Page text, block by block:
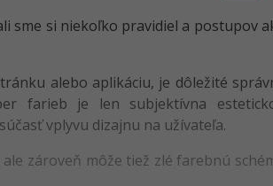
sme si niekoľko pravidiel a postupov
alebo aplikáciu, je dôležité
farieb je len subjektívna
vplyvu dizajnu na užívateľa.
zároveň môže tiež zlé farebnú